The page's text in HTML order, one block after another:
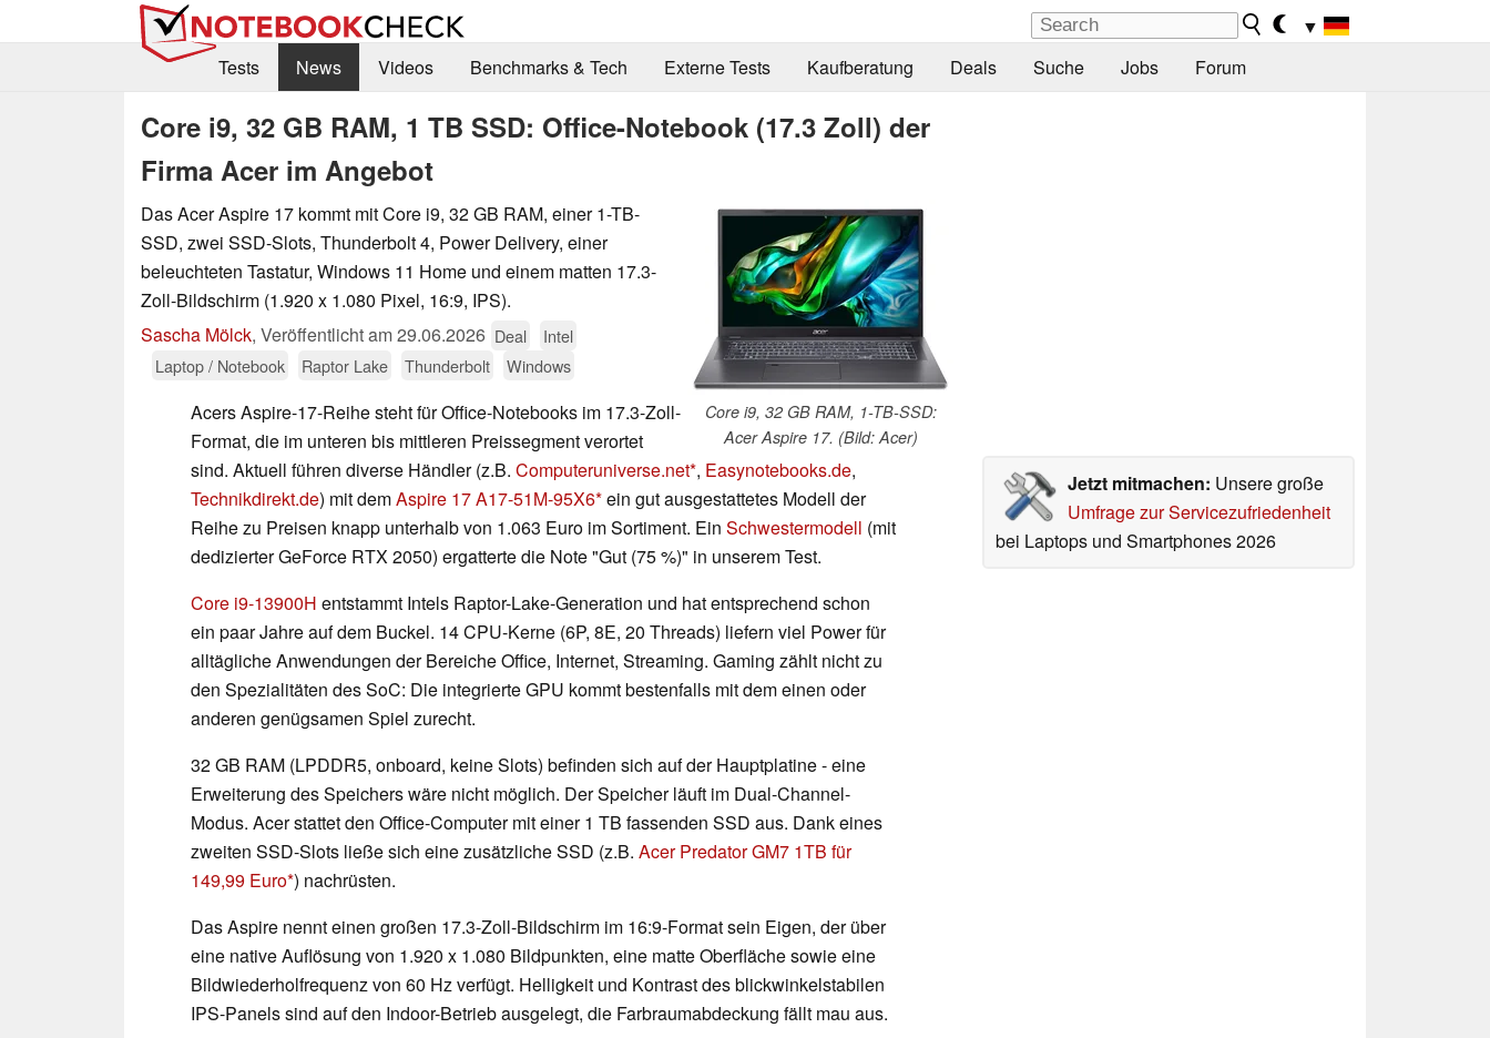
▼
Tests
News Videos Benchmarks & Tech Externe Tests Kaufberatung Deals Suche Jobs Forum
Core i9, 32 GB RAM, 1 TB SSD: Office-Notebook (17.3 Zoll) der
Firma Acer im Angebot
Core i9, 32 GB RAM, 1-TB-SSD:
Acer Aspire 17. (Bild: Acer)
Das Acer Aspire 17 kommt mit Core i9, 32 GB RAM, einer 1-TB-
SSD, zwei SSD-Slots, Thunderbolt 4, Power Delivery, einer
beleuchteten Tastatur, Windows 11 Home und einem matten 17.3-
Zoll-Bildschirm (1.920 x 1.080 Pixel, 16:9, IPS).
Sascha Mölck, Veröffentlicht am29.06.2026 Deal
Intel
Laptop / Notebook
Raptor Lake Thunderbolt Windows
Jetzt mitmachen: Unsere große
Umfrage zur Servicezufriedenheit
bei Laptops und Smartphones 2026
Acers Aspire-17-Reihe steht für Office-Notebooks im 17.3-Zoll-
Format, die im unteren bis mittleren Preissegment verortet
sind. Aktuell führen diverse Händler (z.B. Computeruniverse.net , Easynotebooks.de,
Technikdirekt.de) mit demAspire 17 A17-51M-95X6 ein gut ausgestattetes Modell der
Reihe zu Preisen knapp unterhalb von 1.063 Euro im Sortiment. Ein Schwestermodell (mit
dedizierter GeForce RTX 2050) ergatterte die Note "Gut (75 %)" in unserem Test.
Core i9-13900H entstammt Intels Raptor-Lake-Generation und hat entsprechend schon
ein paar Jahre auf dem Buckel. 14 CPU-Kerne (6P, 8E, 20 Threads) liefern viel Power für
alltägliche Anwendungen der Bereiche Office, Internet, Streaming. Gaming zählt nicht zu
den Spezialitäten des SoC: Die integrierte GPU kommt bestenfalls mit dem einen oder
anderen genügsamen Spiel zurecht.
32 GB RAM (LPDDR5, onboard, keine Slots) befinden sich auf der Hauptplatine - eine
Erweiterung des Speichers wäre nicht möglich. Der Speicher läuft im Dual-Channel-
Modus. Acer stattet den Office-Computer mit einer 1 TB fassenden SSD aus. Dank eines
zweiten SSD-Slots ließe sich eine zusätzliche SSD (z.B. Acer Predator GM7 1TB für
149,99 Euro ) nachrüsten.
Das Aspire nennt einen großen 17.3-Zoll-Bildschirm im 16:9-Format sein Eigen, der über
eine native Auflösung von 1.920 x 1.080 Bildpunkten, eine matte Oberfläche sowie eine
Bildwiederholfrequenz von 60 Hz verfügt. Helligkeit und Kontrast des blickwinkelstabilen
IPS-Panels sind auf den Indoor-Betrieb ausgelegt, die Farbraumabdeckung fällt mau aus.